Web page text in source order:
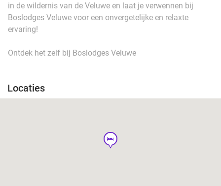
in de wildernis van de Veluwe en laat je verwennen bij
Boslodges Veluwe voor een onvergetelijke en relaxte
ervaring!
Ontdek het zelf bij Boslodges Veluwe
Locaties
hotel